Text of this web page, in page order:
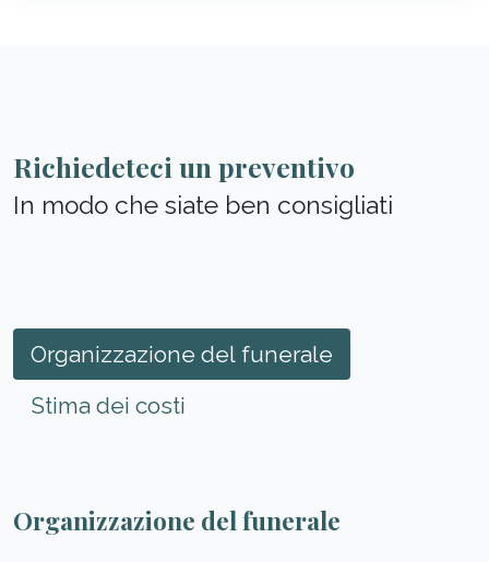
Richiedeteci un preventivo
In modo che siate ben consigliati
Organizzazione del funerale
Stima dei costi
Organizzazione del funerale